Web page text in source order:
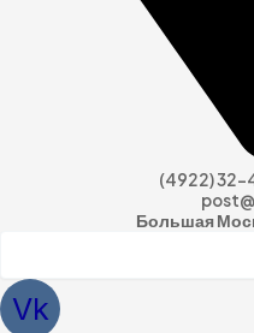
(4922) 32-
Большая
Vk